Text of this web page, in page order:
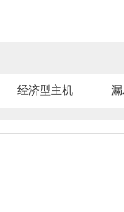
经济型主机